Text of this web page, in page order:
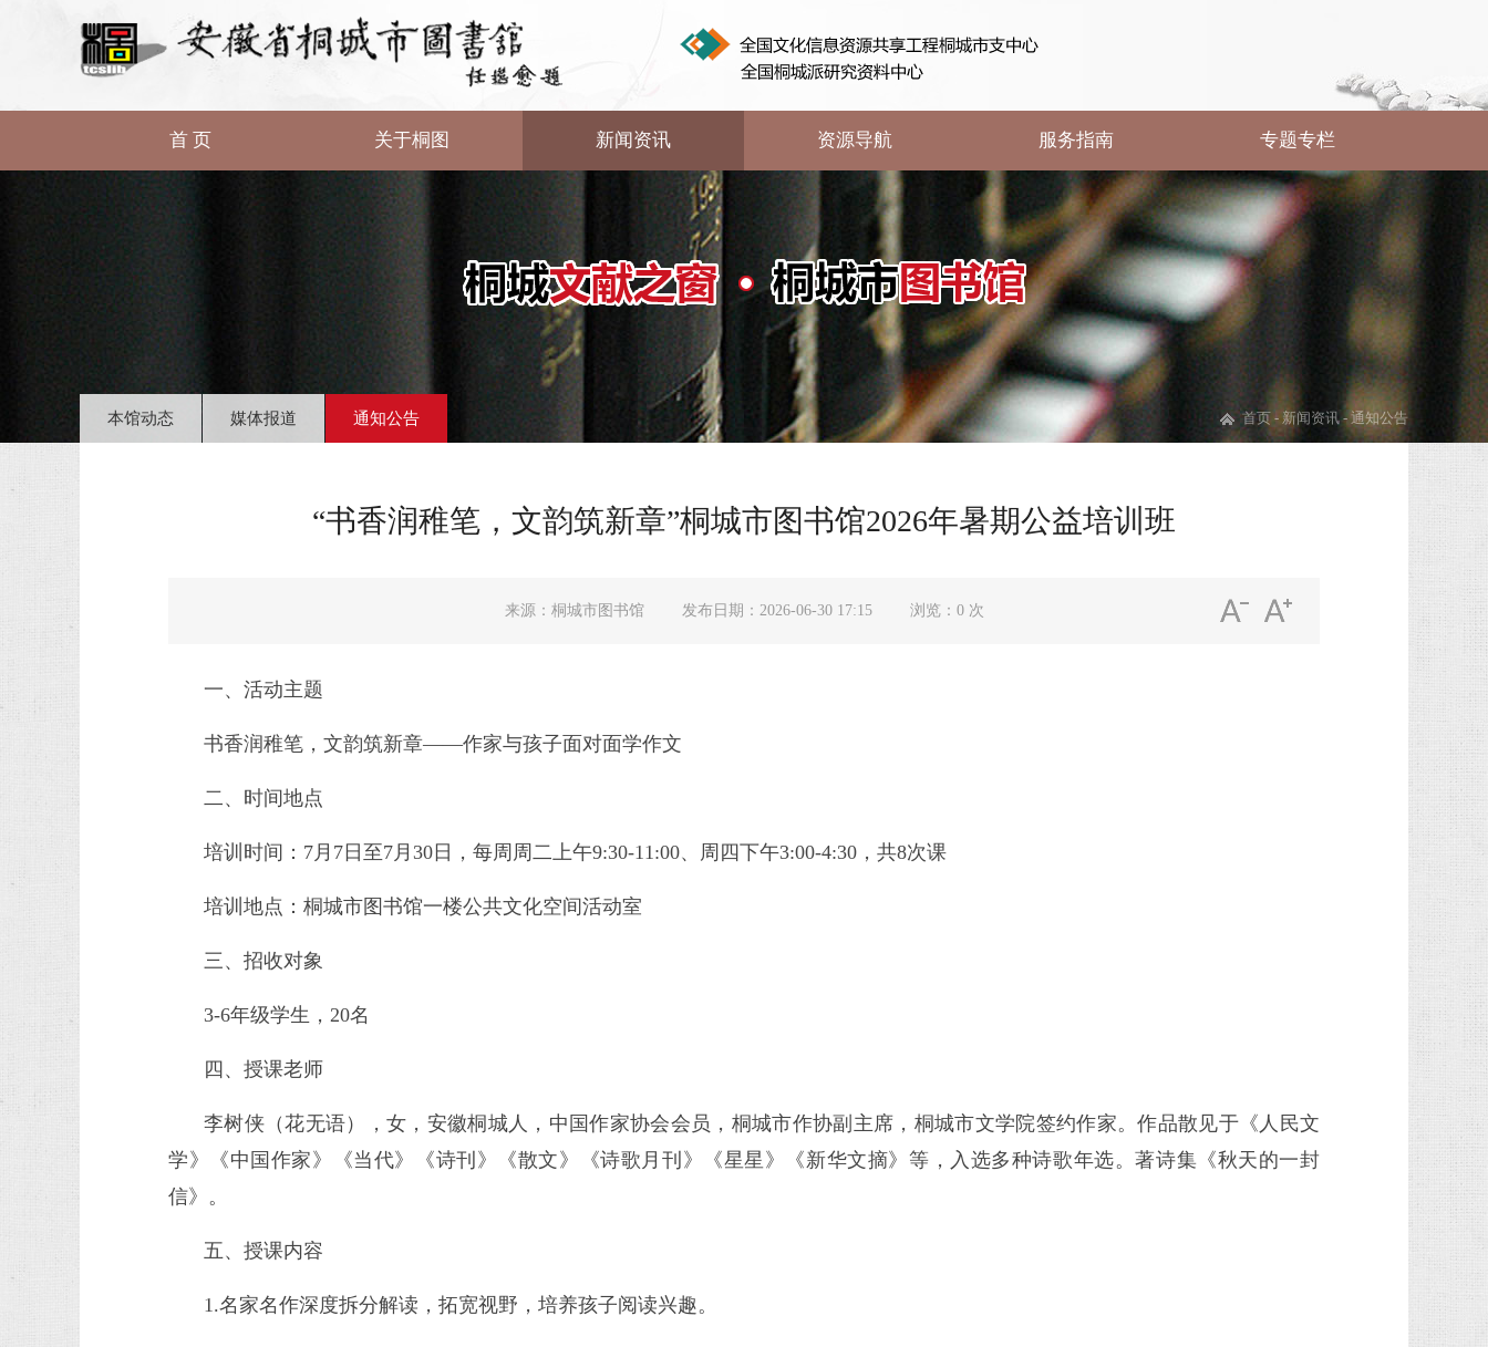
首 页 关于桐图 新闻资讯 资源导航 服务指南 专题专栏
本馆动态 媒体报道 通知公告 首页 - 新闻资讯 - 通知公告
“书香润稚笔，文韵筑新章”桐城市图书馆2026年暑期公益培训班
来源：桐城市图书馆 发布日期：2026-06-30 17:15 浏览： 0次
一、活动主题
书香润稚笔，文韵筑新章——作家与孩子面对面学作文
二、时间地点
培训时间：7月7日至7月30日，每周周二上午9:30-11:00、周四下午3:00-4:30，共8次课
培训地点：桐城市图书馆一楼公共文化空间活动室
三、招收对象
3-6年级学生，20名
四、授课老师
李树侠（花无语），女，安徽桐城人，中国作家协会会员，桐城市作协副主席，桐城市文学院签约作家。作品散见于《人民文
学》《中国作家》《当代》《诗刊》《散文》《诗歌月刊》《星星》《新华文摘》等，入选多种诗歌年选。著诗集《秋天的一封
信》。
五、授课内容
1.名家名作深度拆分解读，拓宽视野，培养孩子阅读兴趣。